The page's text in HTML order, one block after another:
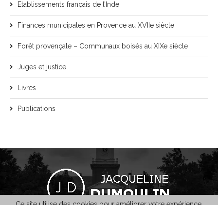
Etablissements français de l’Inde
Finances municipales en Provence au XVIIe siècle
Forêt provençale – Communaux boisés au XIXe siècle
Juges et justice
Livres
Publications